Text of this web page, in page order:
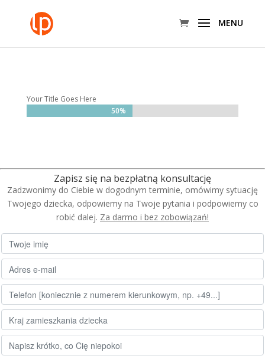
Your Title Goes Here
50%
50%
Zapisz się na bezpłatną konsultację
Zadzwonimy do Ciebie w dogodnym terminie, omówimy sytuację
Twojego dziecka, odpowiemy na Twoje pytania i podpowiemy co
robić dalej. Za darmo i bez zobowiązań!